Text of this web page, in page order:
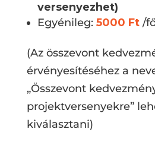
versenyezhet)
Egyénileg: 5000 Ft/
(Az összevont
érvényesítéséhez a
„Összevont
projektversenyekre”
kiválasztani)